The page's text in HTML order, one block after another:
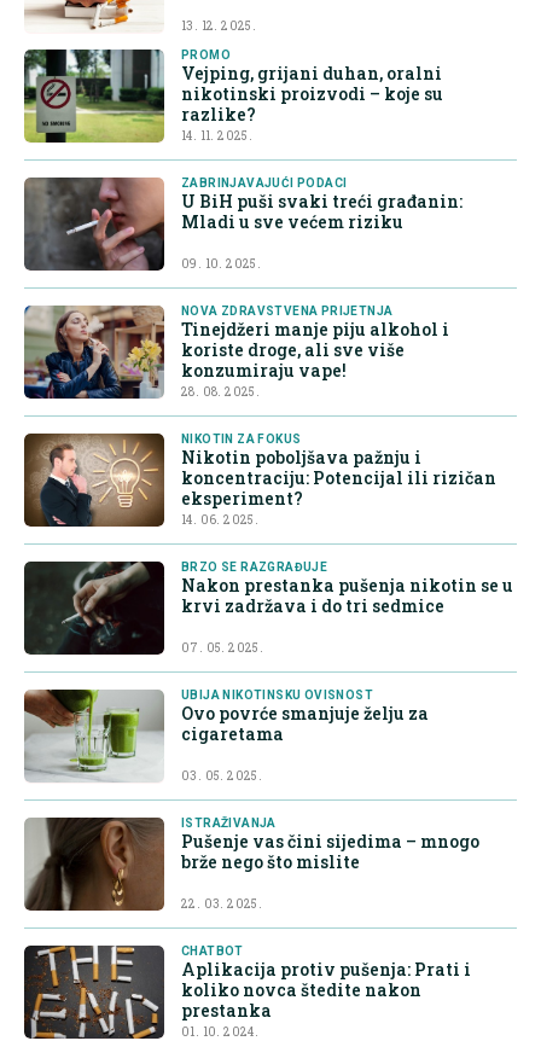
13. 12. 2025.
PROMO
Vejping, grijani duhan, oralni
nikotinski proizvodi – koje su
razlike?
14. 11. 2025.
ZABRINJAVAJUĆI PODACI
U BiH puši svaki treći građanin:
Mladi u sve većem riziku
09. 10. 2025.
NOVA ZDRAVSTVENA PRIJETNJA
Tinejdžeri manje piju alkohol i
koriste droge, ali sve više
konzumiraju vape!
28. 08. 2025.
NIKOTIN ZA FOKUS
Nikotin poboljšava pažnju i
koncentraciju: Potencijal ili rizičan
eksperiment?
14. 06. 2025.
BRZO SE RAZGRAĐUJE
Nakon prestanka pušenja nikotin se u
krvi zadržava i do tri sedmice
07. 05. 2025.
UBIJA NIKOTINSKU OVISNOST
Ovo povrće smanjuje želju za
cigaretama
03. 05. 2025.
ISTRAŽIVANJA
Pušenje vas čini sijedima – mnogo
brže nego što mislite
22. 03. 2025.
CHATBOT
Aplikacija protiv pušenja: Prati i
koliko novca štedite nakon
prestanka
01. 10. 2024.